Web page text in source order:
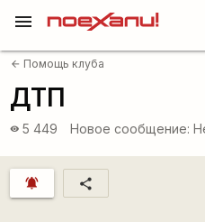
menu
arrow_back Помощь клуба
ДТП
visibility 5 449 Новое сообщение:
notifications_active share